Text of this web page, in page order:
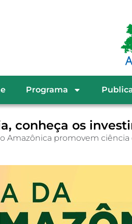
Programa
conheça os
Amazônica promovem